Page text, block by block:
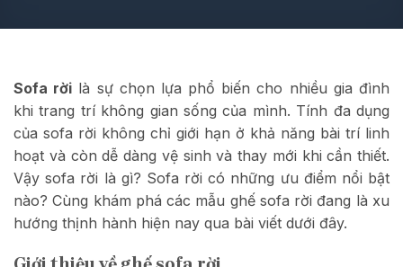
Sofa rời là sự chọn lựa phổ biến cho nhiều gia đình
khi trang trí không gian sống của mình. Tính đa dụng
của sofa rời không chỉ giới hạn ở khả năng bài trí linh
hoạt và còn dễ dàng vệ sinh và thay mới khi cần thiết.
Vậy sofa rời là gì? Sofa rời có những ưu điểm nổi bật
nào? Cùng khám phá các mẫu ghế sofa rời đang là xu
hướng thịnh hành hiện nay qua bài viết dưới đây.